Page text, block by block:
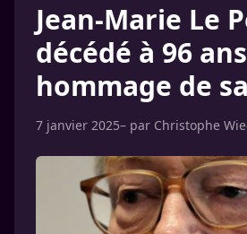
Jean-Marie Le
décédé à 96
hommage de
7 janvier 2025– par Christophe